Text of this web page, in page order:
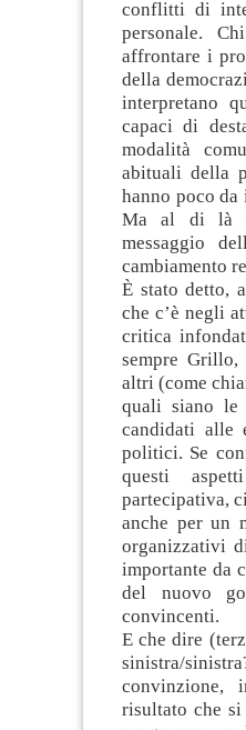
conflitti di
personale.
affrontare i
della
interpretano
capaci di
modalità
abituali della
hanno poco
Ma al di là
messaggio
cambiamento
È stato detto,
che c’è negli
critica
sempre
altri (come
quali siano
candidati alle
politici. Se
questi
partecipativa,
anche per un
organizzativi
importante da
del nuovo
convincenti.
E che dire
sinistra/
convinzione,
risultato che